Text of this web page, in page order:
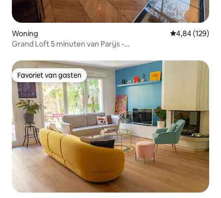
Woning Gemiddelde
4,84 (129)
Grand Loft 5 minuten van Parijs -
Favoriet van gasten
Favoriet van gasten